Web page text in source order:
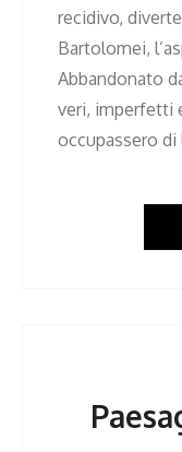
recidivo,
Bartolomei,
Abbandonato
veri, imperfetti
occupassero